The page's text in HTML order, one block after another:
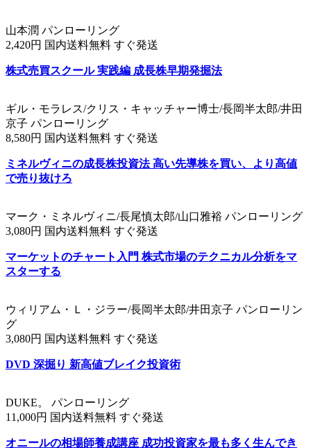
山本潤 パンローリング
2,420円 国内送料無料 すぐ発送
株式売買スクール 実践編 成長株早期発掘法
ギル・モラレス/クリス・キャッチャー博士/長岡半太郎/井田
京子 パンローリング
8,580円 国内送料無料 すぐ発送
ミネルヴィニの成長株投資法 高い先導株を買い、より高値
で売り抜けろ
マーク・ミネルヴィニ/長尾慎太郎/山口雅裕 パンローリング
3,080円 国内送料無料 すぐ発送
マーケットのチャート入門 株式市場のテクニカル分析をマ
スターする
ウィリアム・Ｌ・ジラー/長岡半太郎/井田京子 パンローリン
グ
3,080円 国内送料無料 すぐ発送
DVD 深掘り 新高値ブレイク投資術
DUKE。 パンローリング
11,000円 国内送料無料 すぐ発送
オニールの相場師養成講座 成功投資家を最も多く生んでき